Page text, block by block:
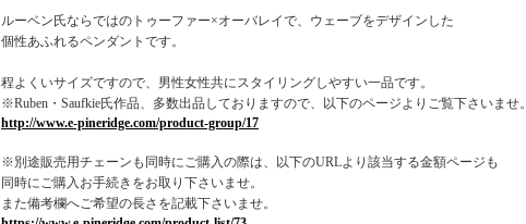
ルーベン氏ならではのトゥーファー×オーバレイで、ウェーブをデザインした
個性あふれるペンダントです。
程よくいサイズですので、男性女性共にスタイリングしやすい一品です。
※Ruben・Saufkie氏作品、多数出品しておりますので、以下のページよりご覧下さいませ。
http://www.e-pineridge.com/product-group/17
※別途販売用チェーンも同時にご購入の際は、以下のURLより該当する金額ページも
同時にご購入お手続きをお取り下さいませ。
また備考欄へご希望の長さを記載下さいませ。